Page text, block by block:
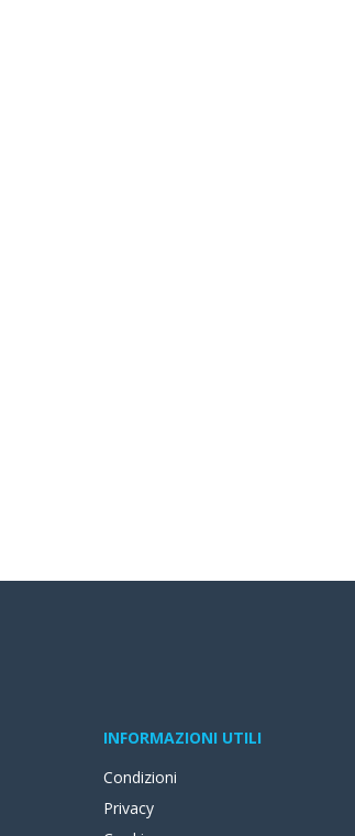
INFORMAZIONI UTILI
Condizioni
Privacy